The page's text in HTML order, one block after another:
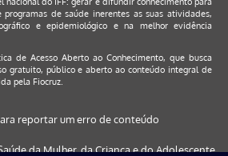
de saúde inerentes as suas atividades,
e epidemiológico e na melhor evidência
de Acesso Aberto ao Conhecimento, que busca
gratuito, público e aberto ao conteúdo integral de
pela Fiocruz.
reportar um erro de conteúdo
da Mulher, da Criança e do Adolescente